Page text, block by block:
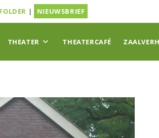
| NIEUWSBRIEF
THEATER THEATERCAFÉ